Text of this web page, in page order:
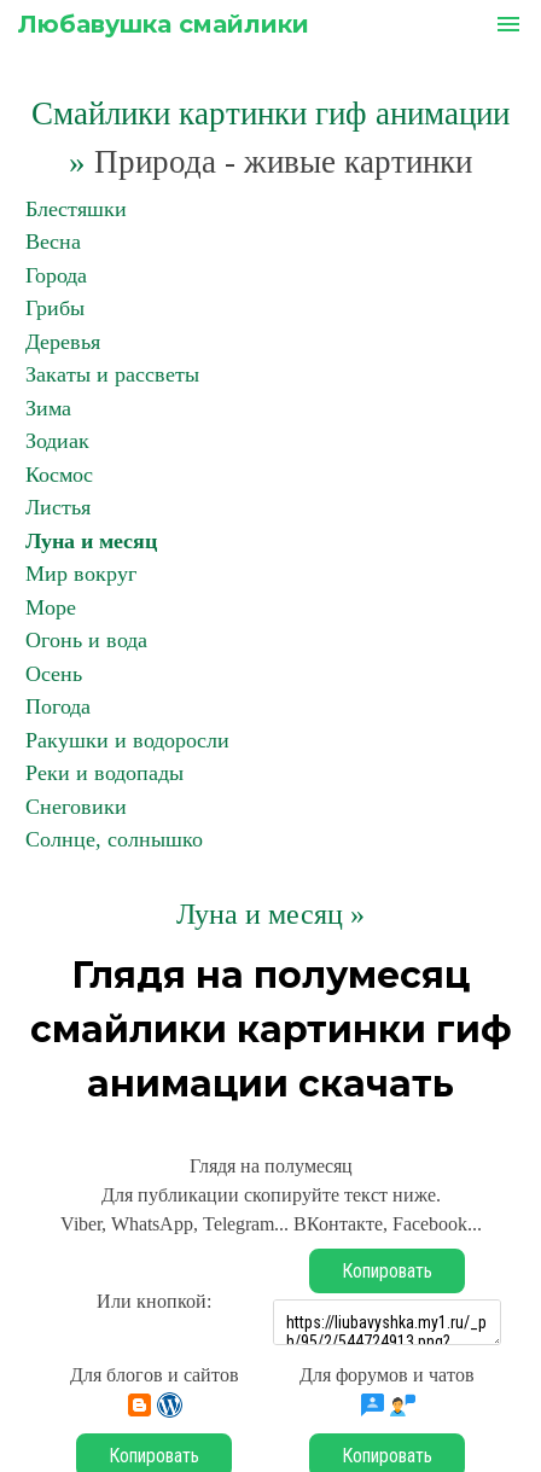
Любавушка смайлики menu
Смайлики картинки гиф анимации
» Природа - живые картинки
Блестяшки
Весна
Города
Грибы
Деревья
Закаты и рассветы
Зима
Зодиак
Космос
Листья
Луна и месяц
Мир вокруг
Море
Огонь и вода
Осень
Погода
Ракушки и водоросли
Реки и водопады
Снеговики
Солнце, солнышко
Луна и месяц »
Глядя на полумесяц
смайлики картинки гиф
анимации скачать
Глядя на полумесяц
Для публикации скопируйте текст ниже.
Viber, WhatsApp, Telegram... ВКонтакте, Facebook...
Или кнопкой:
Копировать
Для блогов и сайтов Для форумов и чатов
Копировать Копировать